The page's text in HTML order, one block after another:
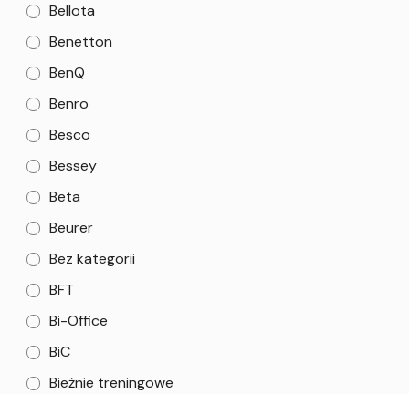
Bellota
Benetton
BenQ
Benro
Besco
Bessey
Beta
Beurer
Bez kategorii
BFT
Bi-Office
BiC
Bieżnie treningowe